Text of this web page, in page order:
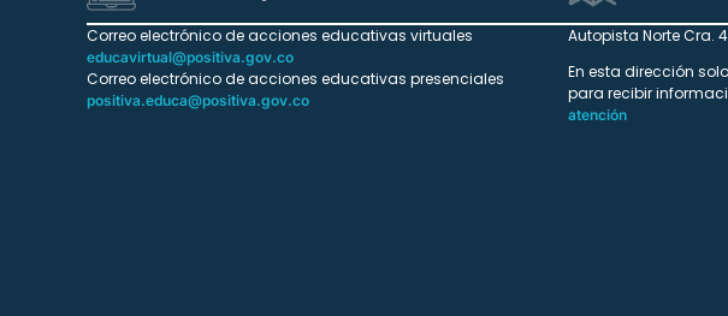
Correo electrónico de acciones educativas virtuales
educavirtual@positiva.gov.co
Correo electrónico de acciones educativas presenciales
positiva.educa@positiva.gov.co
Autopista Norte Cra.
En esta dirección
para recibir
atención